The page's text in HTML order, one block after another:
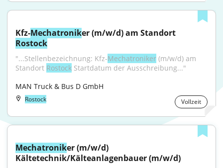
Kfz-Mechatronik
Rostock
"...Stellenbezeichnung: Kfz-Mechatroniker (m/w/d) am
Standort Rostock Startdatum der Ausschreibung..."
MAN Truck & Bus D GmbH
Rostock Vollzeit
Mechatroniker (m/w/d)
Kältetechnik/Kälteanlagenbauer (m/w/d)